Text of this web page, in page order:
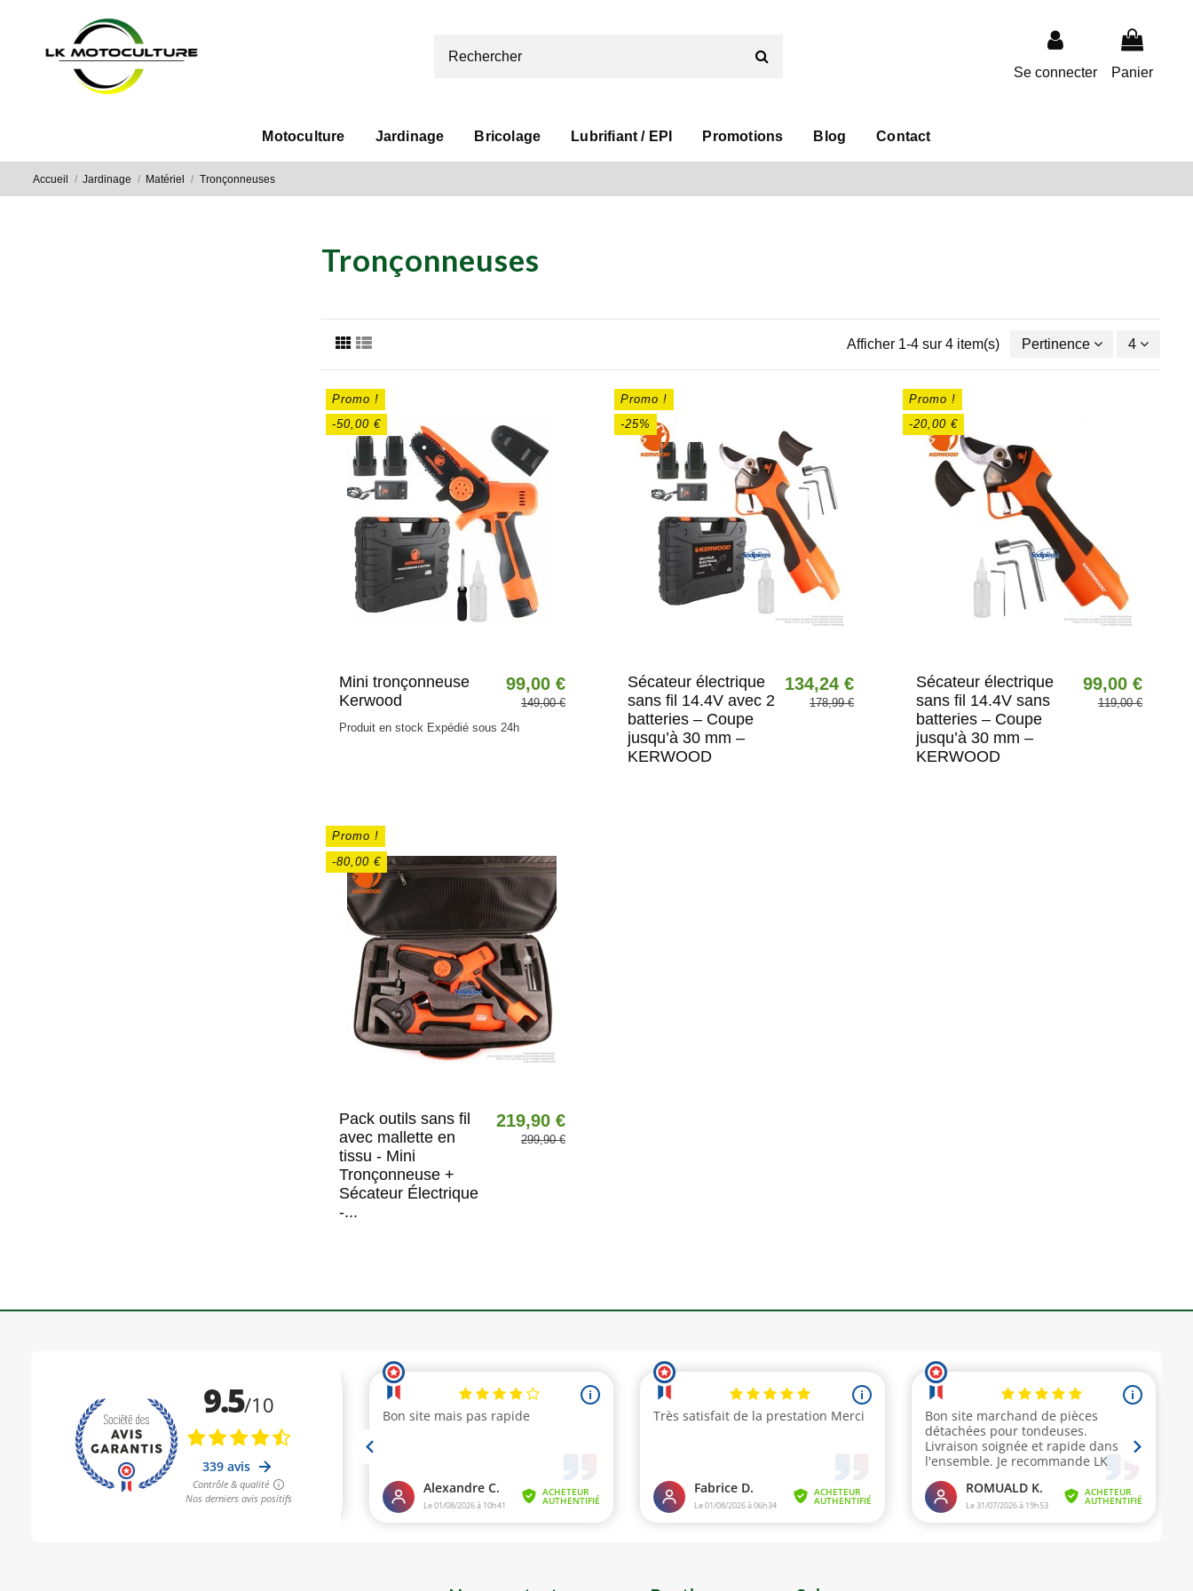
Se connecter Panier
Motoculture Jardinage Bricolage Lubrifiant / EPI Promotions Blog Contact
Accueil Jardinage Matériel Tronçonneuses
Tronçonneuses
Afficher 1-4 sur 4 item(s) Pertinence 4
Promo !
-50,00 €
Mini tronçonneuse
Kerwood
99,00 €
149,00 €
Produit en stock Expédié sous 24h
Promo !
-25%
Sécateur électrique
sans fil 14.4V avec 2
batteries – Coupe
jusqu’à 30 mm –
KERWOOD
134,24 €
178,99 €
Promo !
-20,00 €
Sécateur électrique
sans fil 14.4V sans
batteries – Coupe
jusqu’à 30 mm –
KERWOOD
99,00 €
119,00 €
Promo !
-80,00 €
Pack outils sans fil
avec mallette en
tissu - Mini
Tronçonneuse +
Sécateur Électrique
-...
219,90 €
299,90 €